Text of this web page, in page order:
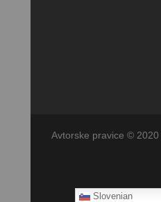
Slovenian
Avtorske pravice © 2020